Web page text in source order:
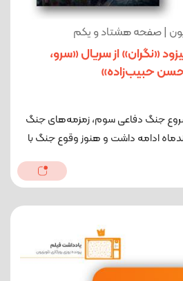
| صفحه هشتاد و یکم
«نگران» از سریال «سرو،
حبیب‌زاده»
و پیش از شروع جنگ دفاعی سوم، زمزمه‌های جنگ
ادامه داشت و هنوز وقوع جنگ با